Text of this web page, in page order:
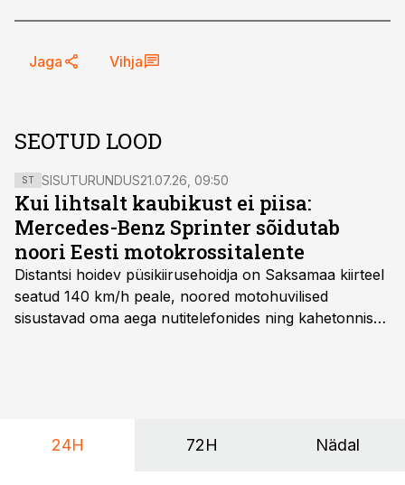
Jaga Vihja
SEOTUD LOOD
ST SISUTURUNDUS21.07.26, 09:50
Kui lihtsalt kaubikust ei piisa:
Mercedes-Benz Sprinter sõidutab
noori Eesti motokrossitalente
Distantsi hoidev püsikiirusehoidja on Saksamaa kiirteel
seatud 140 km/h peale, noored motohuvilised
sisustavad oma aega nutitelefonides ning kahetonnises
24H 72H Nädal